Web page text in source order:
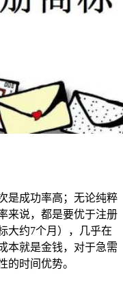
成功率高；无论纯粹
来说，都是要优于注册
大约7个月），几乎在
本就是金钱，对于急需
的时间优势。